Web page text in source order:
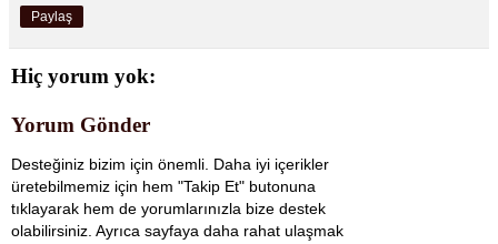
Paylaş
Hiç yorum yok:
Yorum Gönder
Desteğiniz bizim için önemli. Daha iyi içerikler
üretebilmemiz için hem "Takip Et" butonuna
tıklayarak hem de yorumlarınızla bize destek
olabilirsiniz. Ayrıca sayfaya daha rahat ulaşmak